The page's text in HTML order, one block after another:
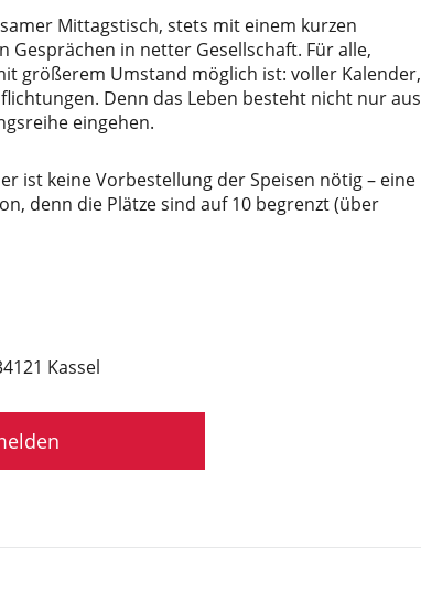
Mittagstisch, stets mit einem kurzen
in netter Gesellschaft. Für alle,
größerem Umstand möglich ist: voller Kalender,
Denn das Leben besteht nicht nur aus
eingehen.
ist keine Vorbestellung der Speisen nötig – eine
denn die Plätze sind auf 10 begrenzt (über
Kassel